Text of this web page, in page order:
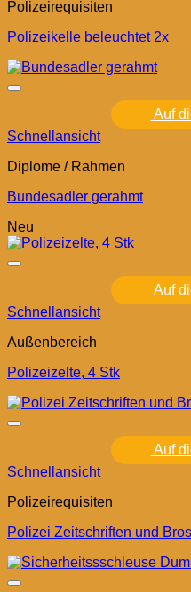
Polizeirequisiten
Polizeikelle beleuchtet 2x
Auf
Schnellansicht
Diplome / Rahmen
Bundesadler gerahmt
Neu
Auf
Schnellansicht
Außenbereich
Polizeizelte, 4 Stk
Auf
Schnellansicht
Polizeirequisiten
Polizei Zeitschriften und